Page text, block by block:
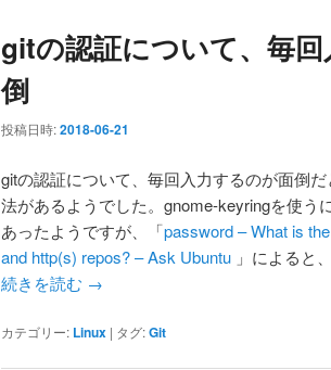
gitの認証について、毎
倒
投稿日時:2018-06-21
gitの認証について、毎回入力するのが面倒
法があるようでした。gnome-keyringを使う
あったようですが、「password – What is
and http(s) repos? – Ask Ubuntu 」によると
続きを読む →
カテゴリー: Linux | タグ:Git